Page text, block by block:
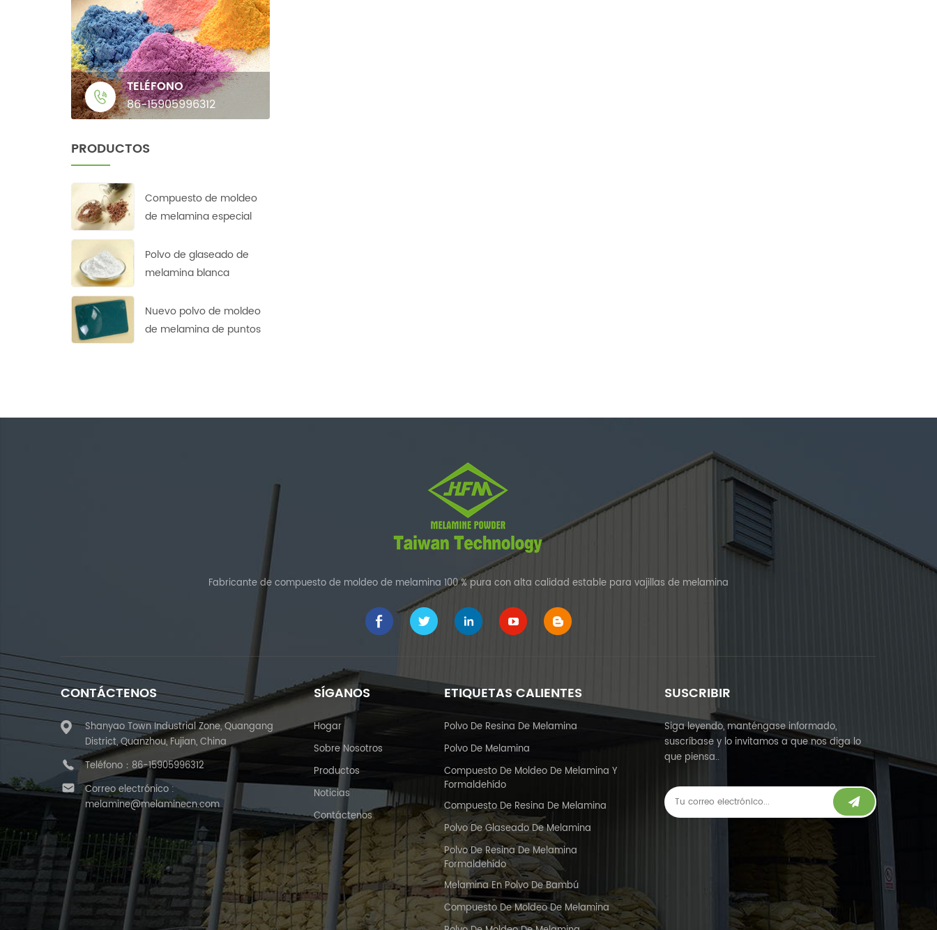
TELÉFONO
86-15905996312
PRODUCTOS
Compuesto de moldeo
de melamina especial
Polvo de glaseado de
melamina blanca
Nuevo polvo de moldeo
de melamina de puntos
Fabricante de compuesto de moldeo de melamina 100 % pura con alta calidad estable para vajillas de melamina
CONTÁCTENOS
Shanyao Town Industrial Zone, Quangang
District, Quanzhou, Fujian, China
Teléfono： 86-15905996312
Correo electrónico :
melamine@melaminecn.com
SÍGANOS
Hogar
Sobre Nosotros
Productos
Noticias
Contáctenos
ETIQUETAS CALIENTES
Polvo De Resina De Melamina
Polvo De Melamina
Compuesto De Moldeo De Melamina Y
Formaldehído
Compuesto De Resina De Melamina
Polvo De Glaseado De Melamina
Polvo De Resina De Melamina
Formaldehído
Melamina En Polvo De Bambú
Compuesto De Moldeo De Melamina
SUSCRIBIR
Siga leyendo, manténgase informado,
suscríbase y lo invitamos a que nos diga lo
que piensa..